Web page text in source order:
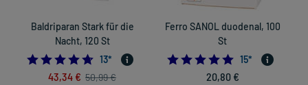
Baldriparan Stark für die
Nacht, 120 St
4.6923076923076925
13*
43,34 € 50,99 €
Ferro SANOL duodenal, 100
St
15*
20,80 €